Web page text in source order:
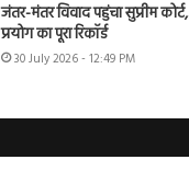
जंतर-मंतर विवाद पहुंचा सुप्रीम
प्रयोग का पूरा रिकॉर्ड
30 July 2026 - 12:49 PM